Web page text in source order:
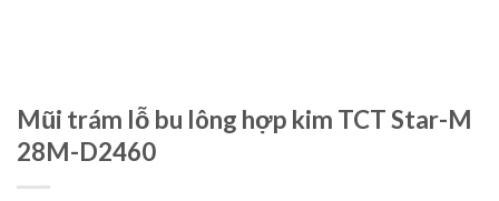
Mũi trám lỗ bu lông hợp kim TCT Star-M
28M-D2460